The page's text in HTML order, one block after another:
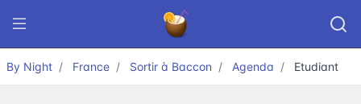
By Night France Sortir à Baccon Agenda Etudiant